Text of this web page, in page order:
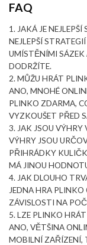
FAQ
1. JAKÁ JE
NEJLEPŠÍ
UMÍSTĚNÍMI
DODRŽÍTE.
2. MŮŽU HRÁT
ANO, MNOHÉ
PLINKO ZDARMA,
VYZKOUŠET PŘED
3. JAK JSOU VÝHRY
VÝHRY JSOU
PŘIHRÁDKY
MÁ JINOU
4. JAK DLOUHO
JEDNA HRA
ZÁVISLOSTI NA
5. LZE PLINKO
ANO, VĚTŠINA
MOBILNÍ ZAŘÍZENÍ,